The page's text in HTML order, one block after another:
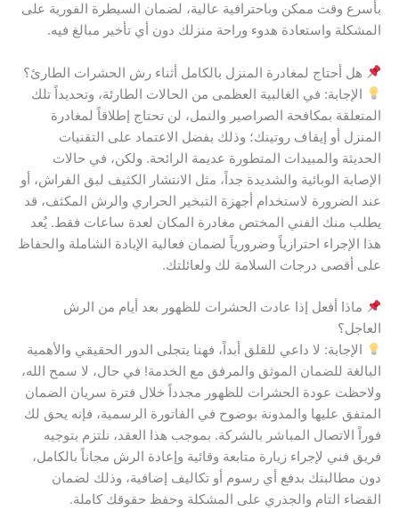
بأسرع وقت ممكن وباحترافية عالية، لضمان السيطرة الفورية على
المشكلة واستعادة هدوء وراحة منزلك دون أي تأخير مبالغ فيه.
هل أحتاج لمغادرة المنزل بالكامل أثناء رش الحشرات الطارئ؟
الإجابة: في الغالبية العظمى من الحالات الطارئة، وتحديداً تلك
المتعلقة بمكافحة الصراصير والنمل، لن تحتاج إطلاقاً لمغادرة
المنزل أو إيقاف روتينك؛ وذلك بفضل الاعتماد على التقنيات
الحديثة والمبيدات المتطورة عديمة الرائحة. ولكن، في حالات
الإصابة الوبائية والشديدة جداً، مثل الانتشار الكثيف لبق الفراش، أو
عند الضرورة لاستخدام أجهزة التبخير الحراري والرش المكثف، قد
يطلب منك الفني المختص مغادرة المكان لعدة ساعات فقط. يُعد
هذا الإجراء احترازياً وضرورياً لضمان فعالية الإبادة الشاملة والحفاظ
على أقصى درجات السلامة لك ولعائلتك.
ماذا أفعل إذا عادت الحشرات للظهور بعد أيام من الرش
العاجل؟
الإجابة: لا داعي للقلق أبداً، فهنا يتجلى الدور الحقيقي والأهمية
البالغة للضمان الموثق والمرفق مع الخدمة! في حال، لا سمح الله،
ولاحظت عودة الحشرات للظهور مجدداً خلال فترة سريان الضمان
المتفق عليها والمدونة بوضوح في الفاتورة الرسمية، فإنه يحق لك
فوراً الاتصال المباشر بالشركة. بموجب هذا العقد، نلتزم بتوجيه
فريق فني لإجراء زيارة متابعة وقائية وإعادة الرش مجاناً بالكامل،
دون مطالبتك بدفع أي رسوم أو تكاليف إضافية، وذلك لضمان
القضاء التام والجذري على المشكلة وحفظ حقوقك كاملة.